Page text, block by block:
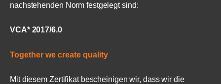
nachstehenden Norm festgelegt sind:
VCA* 2017/6.0
Together we create quality
Mit diesem Zertifikat bescheinigen wir, dass wir die